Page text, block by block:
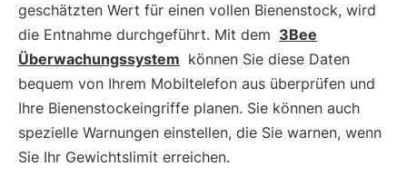
geschätzten Wert für einen vollen Bienenstock, wird
die Entnahme durchgeführt. Mit dem 3Bee
Überwachungssystem können Sie diese Daten
bequem von Ihrem Mobiltelefon aus überprüfen und
Ihre Bienenstockeingriffe planen. Sie können auch
spezielle Warnungen einstellen, die Sie warnen, wenn
Sie Ihr Gewichtslimit erreichen.